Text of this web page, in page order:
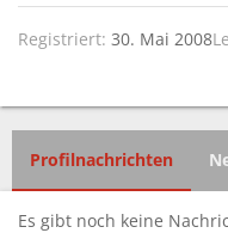
Registriert 30. Mai 2008
Profilnachrichten
Es gibt noch keine